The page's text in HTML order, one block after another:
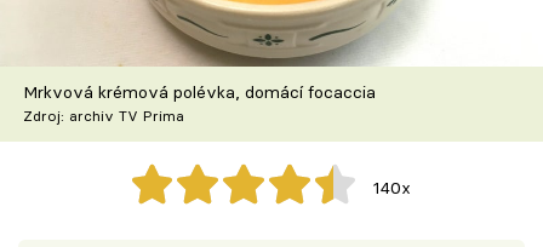
Škola vaření
Recepty z TV
Speciál: Cuketa
Těhotnej kuchař
Mrkvová krémová polévka, domácí focaccia
Zdroj: archiv TV Prima
140x